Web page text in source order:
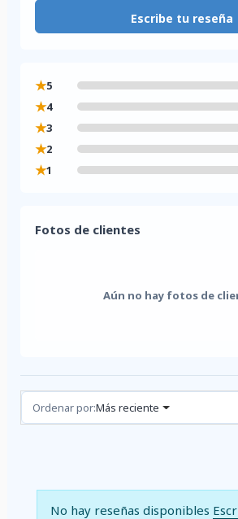
Escribe tu reseña
★5
★4
★3
★2
★1
Fotos de clientes
Aún no hay fotos de
Reseñas (0)
Ordenar por:Más reciente
No hay reseñas disponibles